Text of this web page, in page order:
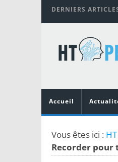
DERNIERS
Accueil
Vous êtes ici :
Recorder pour